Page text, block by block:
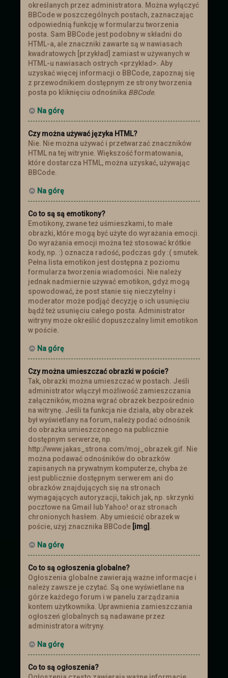
określanych przez administratora. Można wyłączyć
BBCode w poszczególnych postach, zaznaczając
odpowiednią funkcję w formularzu tworzenia
posta. Sam BBCode jest podobny w składni do
HTML-a, ale znaczniki zawarte są w nawiasach
kwadratowych [przykład] zamiast w używanych w
HTML-u nawiasach ostrych <przykład>. Aby
uzyskać więcej informacji o BBCode, zapoznaj się
z przewodnikiem dostępnym ze strony tworzenia
posta po kliknięciu odnośnika BBCode.
Na górę
Czy można używać języka HTML?
Nie. Nie można używać i przetwarzać znaczników
HTML na tej witrynie. Większość formatowania,
które dostarcza HTML, można uzyskać, używając
BBCode.
Na górę
Co to są są emotikony?
Emotikony, zwane też uśmieszkami, to małe
obrazki, które mogą być użyte do wyrażania emocji.
Do wyrażania emocji można też stosować krótkie
kody, np. :) oznacza radość, podczas gdy :( smutek.
Pełna lista emotikon jest dostępna z poziomu
formularza tworzenia wiadomości. Nie należy
jednak nadmiernie używać emotikon, gdyż mogą
spowodować, że post stanie się nieczytelny i
moderator może podjąć decyzję o ich usunięciu
bądź też usunięciu całego posta. Administrator
witryny może określić dopuszczalny limit emotikon
w poście.
Na górę
Czy można umieszczać obrazki w poście?
Tak, obrazki można umieszczać w postach. Jeśli
administrator włączył możliwość zamieszczania
załączników, można wgrać obrazek bezpośrednio
na witrynę. Jeśli ta funkcja nie działa, aby obrazek
był wyświetlany na forum, należy podać odnośnik
do obrazka umieszczonego na publicznie
dostępnym serwerze, np.
http://www.jakas_strona.com/moj_obrazek.gif. Nie
można podawać odnośników do obrazków
zapisanych na prywatnym komputerze, chyba że
jest publicznie dostępnym serwerem ani do
obrazków znajdujących się na stronach
wymagających autoryzacji, takich jak, np. skrzynki
pocztowe na Gmail lub Yahoo! oraz stronach
chronionych hasłem. Aby umieścić obrazek w
poście, użyj znacznika BBCode [img]
Na górę
Co to są ogłoszenia globalne?
Ogłoszenia globalne zawierają ważne informacje i
należy zawsze je czytać. Są one wyświetlane na
górze każdego forum i w panelu zarządzania
kontem użytkownika. Uprawnienia zamieszczania
ogłoszeń globalnych są nadawane przez
administratora witryny.
Na górę
Co to są ogłoszenia?